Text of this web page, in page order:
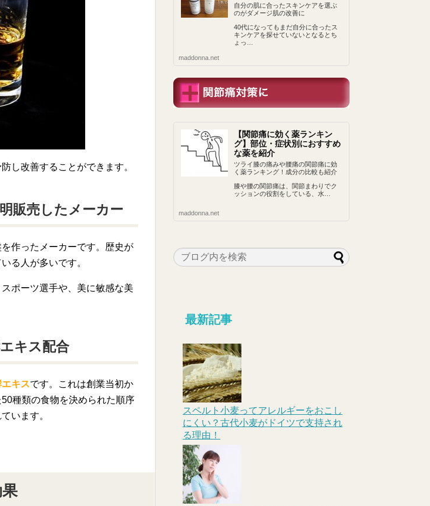
し改善することができます。
販売したメーカー
作ったメーカーです。歴史が
る人が多いです。
ポーツ選手や、美に敏感な美
キス配合
キスです。これは創業当初か
種類の食物を決められた順序
います。
自分の肌に合ったスキンケアを選ぶ
のがダメージ肌の改善に
40代になってもまだ自分に合ったス
キンケアを探せていないとなるとち
ょっ…
maddonna.net
【関節痛に効く薬ランキン
グ】部位・症状別におすすめ
な薬を紹介
ツライ膝の痛みや腰痛の関節痛に効
く薬ランキング！成分の比較も紹介
膝や腰の関節痛は、関節まわりでク
ッションの役割をしている、水…
maddonna.net
最新記事
スペルト小麦ってアレルギーをおこし
にくい？古代小麦がドイツで支持され
る理由！